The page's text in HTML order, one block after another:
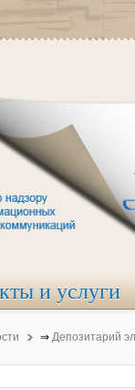
и услуги
⇒ Депозитарий